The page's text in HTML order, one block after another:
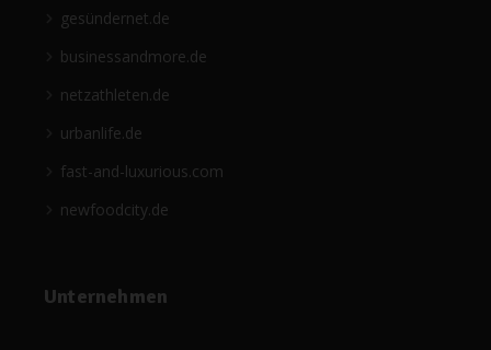
gesündernet.de
businessandmore.de
netzathleten.de
urbanlife.de
fast-and-luxurious.com
newfoodcity.de
Unternehmen